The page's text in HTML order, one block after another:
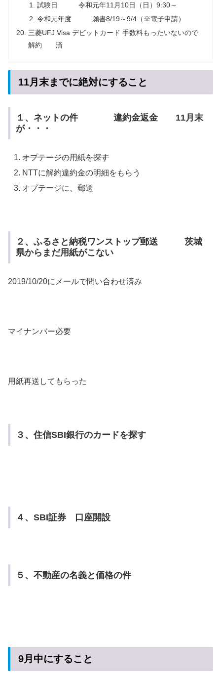
試験日 令和元年11月10日（日）9:30～
令和元年度 願書8/19～9/4（※電子申請）
三菱UFJ Visa デビットカード 手数料もったいないので
解約 済
11月末までに絶対にすること
１、ネットの件 違約金返金 11月末
が・・・
オプテージの用紙を探す
NTTに解約違約金の明細をもらう
オプテージに、郵送
２、ふるさと納税ワンストップ郵送 茨城
県からまだ用紙がこない
2019/10/20にメールで問い合わせ済み
マイナンバー必要
用紙再送してもらった
３、住信SBI銀行のカードを探す
４、SBI証券 口座開設
５、不動産の名義と価格の件
9月中にすること